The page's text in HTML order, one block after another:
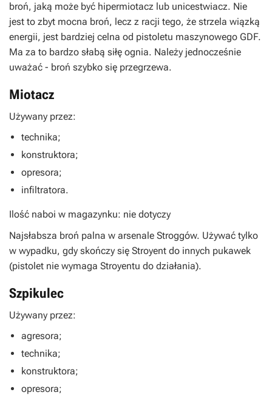
broń, jaką może być hipermiotacz lub unicestwiacz. Nie
jest to zbyt mocna broń, lecz z racji tego, że strzela wiązką
energii, jest bardziej celna od pistoletu maszynowego GDF.
Ma za to bardzo słabą siłę ognia. Należy jednocześnie
uważać - broń szybko się przegrzewa.
Miotacz
Używany przez:
technika;
konstruktora;
opresora;
infiltratora.
Ilość naboi w magazynku: nie dotyczy
Najsłabsza broń palna w arsenale Stroggów. Używać tylko
w wypadku, gdy skończy się Stroyent do innych pukawek
(pistolet nie wymaga Stroyentu do działania).
Szpikulec
Używany przez:
agresora;
technika;
konstruktora;
opresora;